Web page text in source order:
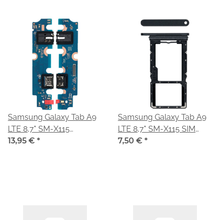
Samsung Galaxy Tab A9
LTE 8,7" SM-X115
Ladebuchse + Board
13,95 € *
Samsung Galaxy Tab A9
LTE 8,7" SM-X115 SIM
Karten Halter
7,50 € *